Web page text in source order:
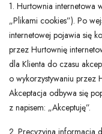
1. Hurtownia internetowa
„Plikami cookies”). Po
internetowej pojawia się
przez Hurtownię
dla Klienta do czasu
o wykorzystywaniu przez
Akceptacja odbywa się
z napisem: „Akceptuję”.
2. Precyzyjna informacja